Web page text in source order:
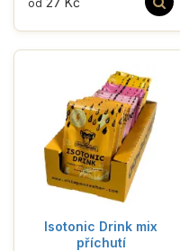
od
Isotonic Drink mix
příchutí